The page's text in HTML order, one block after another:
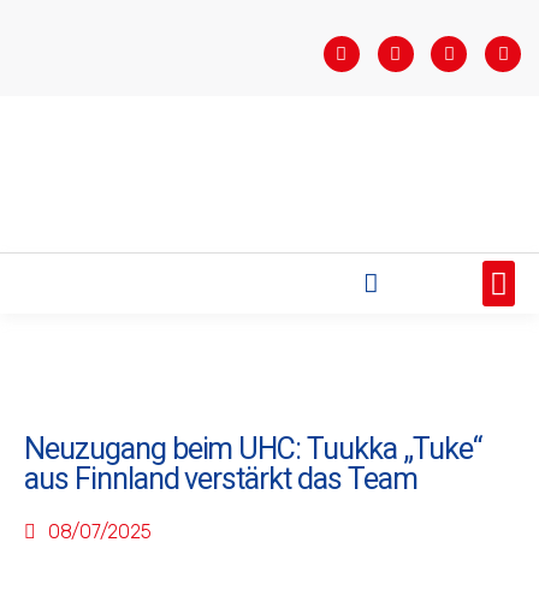
Neuzugang beim UHC: Tuukka „Tuke“
aus Finnland verstärkt das Team
08/07/2025